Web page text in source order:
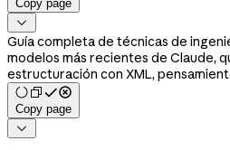
Copy page

Guía completa de técnicas de
modelos más recientes de Claude,
estructuración con XML,
Copy page
